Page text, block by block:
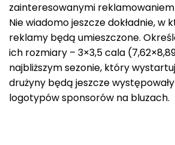
zainteresowanymi
Nie wiadomo jeszcze dokładnie, w
reklamy będą umieszczone.
ich rozmiary – 3×3,5 cala
najbliższym sezonie, który
drużyny będą jeszcze
logotypów sponsorów na bluzach.